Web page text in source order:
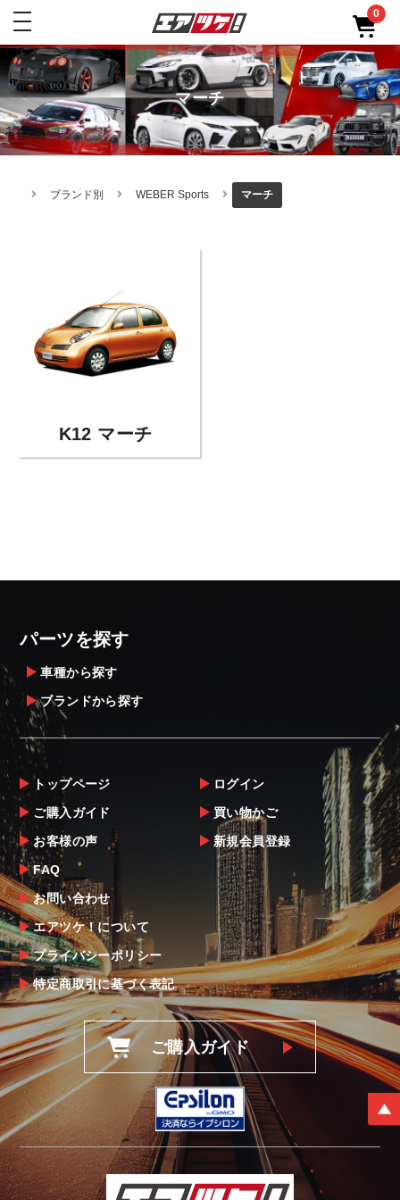
toggle
0
マーチ
ブランド別 WEBER Sports マーチ
K12 マーチ
パーツを探す
車種から探す
ブランドから探す
トップページ
ご購入ガイド
お客様の声
FAQ
お問い合わせ
エアツケ！について
プライバシーポリシー
特定商取引に基づく表記
ログイン
買い物かご
新規会員登録
ご購入ガイド